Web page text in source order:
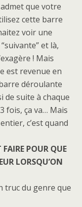
que votre
cette barre
voir une
et là,
! Mais
est revenue en
déroulante
de suite à chaque
fois, ça va… Mais
c’est quand
POUR QUE
LORSQU’ON
truc du genre que